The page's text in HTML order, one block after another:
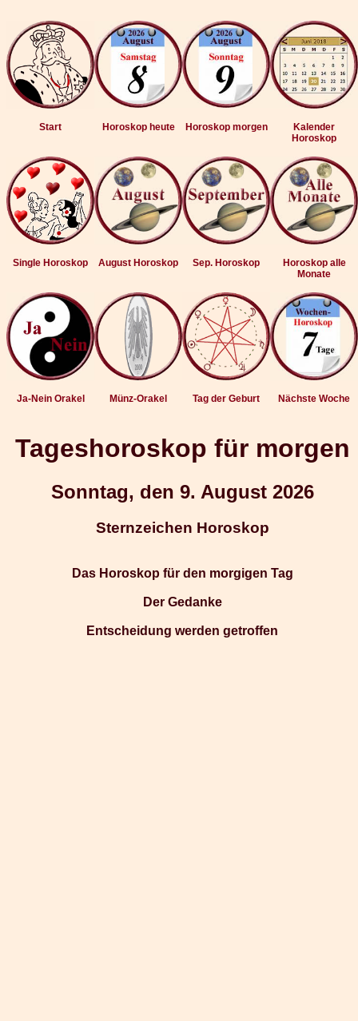
Start Horoskop heute Horoskop morgen
Kalender
Horoskop
Single Horoskop August Horoskop Sep. Horoskop
Horoskop alle
Monate
Ja-Nein Orakel Münz-Orakel Tag der Geburt Nächste Woche
Tageshoroskop für morgen
Sonntag, den 9. August 2026
Sternzeichen Horoskop
Das Horoskop für den morgigen Tag
Der Gedanke
Entscheidung werden getroffen